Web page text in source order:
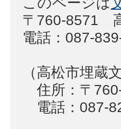
〒760-8571
電話：087-
（高松市埋蔵
住所：〒
電話：087-